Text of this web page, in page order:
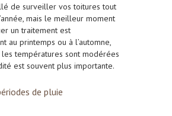
de surveiller vos toitures tout
mais le meilleur moment
un traitement est
au printemps ou à l’automne,
températures sont modérées
est souvent plus importante.
de pluie